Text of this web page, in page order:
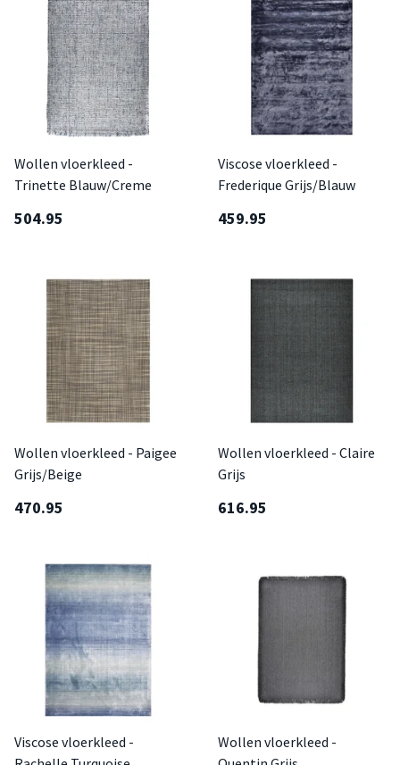
Wollen vloerkleed -
Trinette Blauw/Creme
504.95
Viscose vloerkleed -
Frederique Grijs/Blauw
459.95
Wollen vloerkleed - Paigee
Grijs/Beige
470.95
Wollen vloerkleed - Claire
Grijs
616.95
Viscose vloerkleed -
Wollen vloerkleed -